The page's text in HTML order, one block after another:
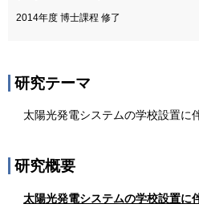
2014年度 博士課程 修了
研究テーマ
太陽光発電システムの学校設置に
研究概要
太陽光発電システムの学校設置に